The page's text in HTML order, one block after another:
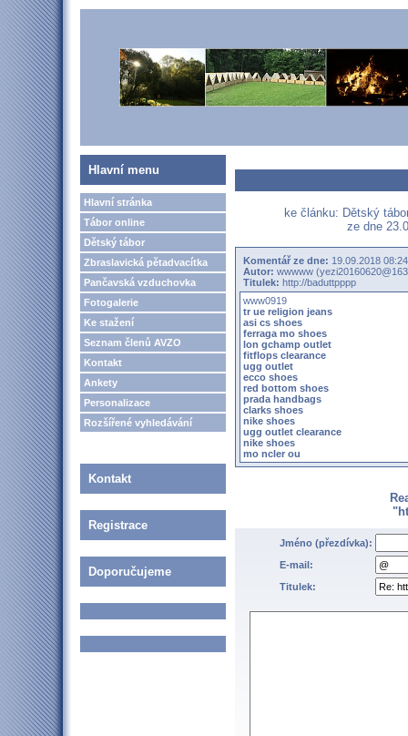
Hlavní menu
Hlavní stránka
Tábor online
Dětský tábor
Zbraslavická pětadvacítka
Pančavská vzduchovka
Fotogalerie
Ke stažení
Seznam členů AVZO
Kontakt
Ankety
Personalizace
Rozšířené vyhledávání
Kontakt
Registrace
Doporučujeme
ke článku: Dětský
ze dne
Komentář ze dne: 19.09.2018
Autor: wwwww
Titulek: http://baduttpppp
www0919
tr ue religion jeans
asi cs shoes
ferraga mo shoes
lon gchamp outlet
fitflops clearance
ugg outlet
ecco shoes
red bottom shoes
prada handbags
clarks shoes
nike shoes
ugg outlet clearance
nike shoes
mo ncler ou
Jméno (přezdívka):
E-mail:
Titulek: